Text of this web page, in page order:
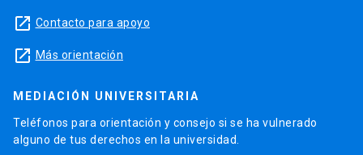
launch Contacto para apoyo
launch Más orientación
MEDIACIÓN UNIVERSITARIA
Teléfonos para orientación y consejo si se ha vulnerado
alguno de tus derechos en la universidad.